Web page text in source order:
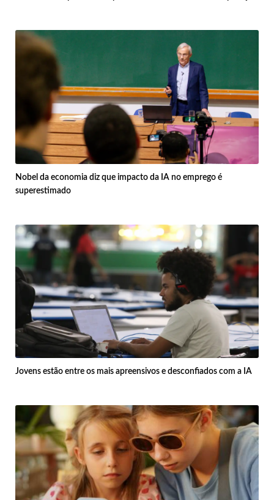
Nobel da economia diz que impacto da IA no emprego é
superestimado
Jovens estão entre os mais apreensivos e desconfiados com a IA